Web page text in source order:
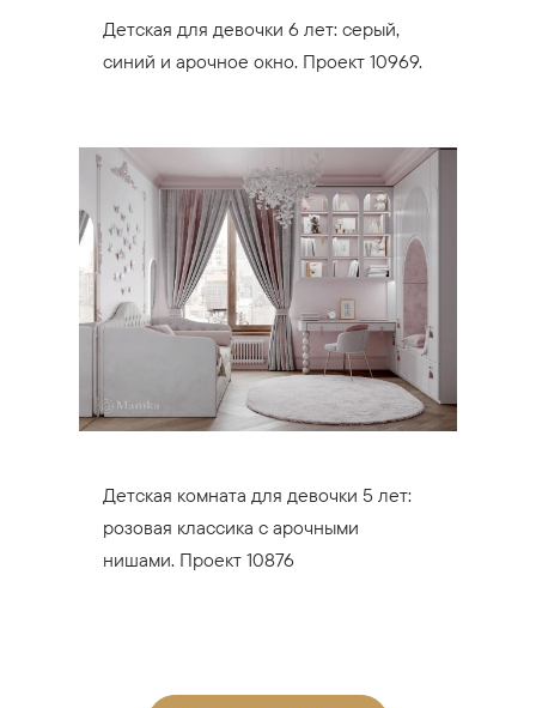
Детская для девочки 6 лет: серый,
синий и арочное окно. Проект 10969.
Детская комната для девочки 5 лет:
розовая классика с арочными
нишами. Проект 10876